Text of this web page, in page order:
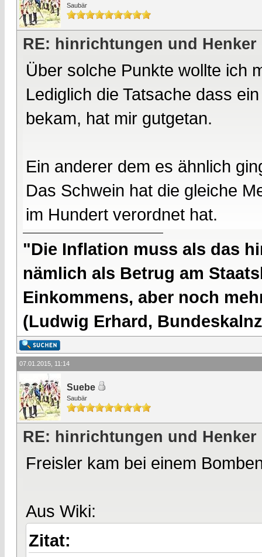
Saubär
RE: hinrichtungen und Henker
Über solche Punkte wollte ich
Lediglich die Tatsache dass
bekam, hat mir gutgetan.
Ein anderer dem es ähnlich
Das Schwein hat die gleiche
im Hundert verordnet hat.
"Die Inflation muss als das
nämlich als Betrug am
Einkommens, aber noch
(Ludwig Erhard,
07.01.2015, 11:14
Suebe
Saubär
RE: hinrichtungen und Henker
Freisler kam bei einem
Aus Wiki:
Zitat: